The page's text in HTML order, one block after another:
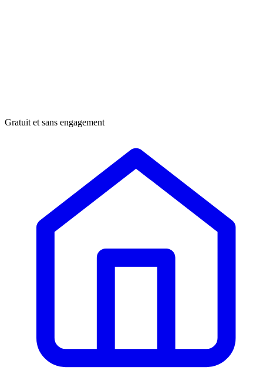
Gratuit et sans engagement